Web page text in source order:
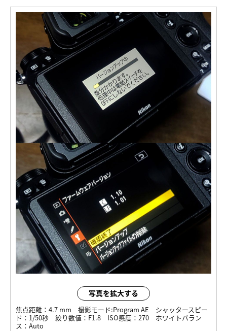
写真を拡大する
焦点距離： 4.7 mm 撮影モード:Program AE
シャッタースピー
ド： 1/50秒 絞り数値： F1.8 ISO感度： 270
ホワイトバラン
ス： Auto